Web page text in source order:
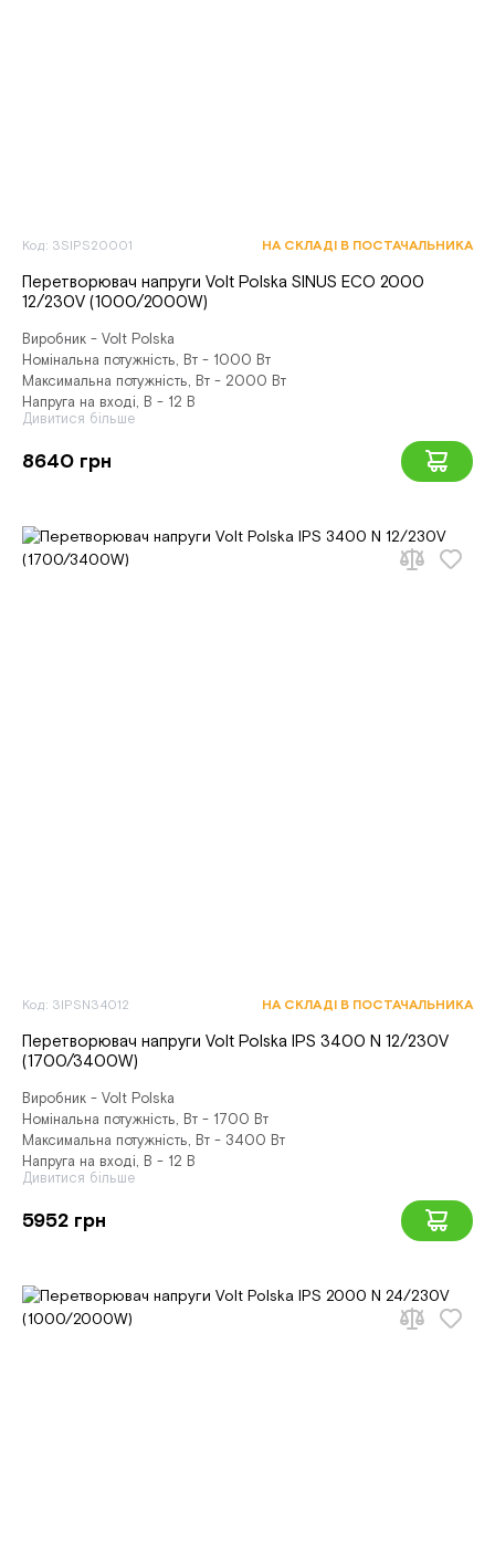
Код: 3SIPS20001 НА СКЛАДІ В ПОСТАЧАЛЬНИКА
Перетворювач напруги Volt Polska SINUS ECO 2000
12/230V (1000/2000W)
Виробник - Volt Polska
Номінальна потужність, Вт - 1000 Вт
Максимальна потужність, Вт - 2000 Вт
Напруга на вході, В - 12 В
Дивитися більше
8640 грн
Код: 3IPSN34012 НА СКЛАДІ В ПОСТАЧАЛЬНИКА
Перетворювач напруги Volt Polska IPS 3400 N 12/230V
(1700/3400W)
Виробник - Volt Polska
Номінальна потужність, Вт - 1700 Вт
Максимальна потужність, Вт - 3400 Вт
Напруга на вході, В - 12 В
Дивитися більше
5952 грн